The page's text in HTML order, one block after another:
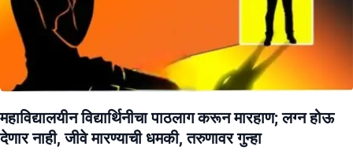
महाविद्यालयीन विद्यार्थिनीचा पाठलाग करून मारहाण; लग्न होऊ
देणार नाही, जीवे मारण्याची धमकी, तरुणावर गुन्हा